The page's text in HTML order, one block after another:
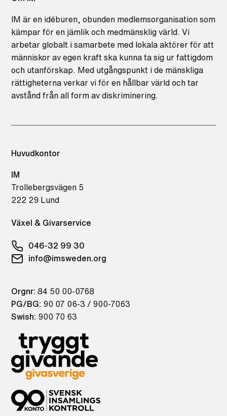
IM är en idéburen, obunden medlemsorganisation som
kämpar för en jämlik och medmänsklig värld. Vi
arbetar globalt i samarbete med lokala aktörer för att
människor av egen kraft ska kunna ta sig ur fattigdom
och utanförskap. Med utgångspunkt i de mänskliga
rättigheterna verkar vi för en hållbar värld och tar
avstånd från all form av diskriminering.
Huvudkontor
IM
Trollebergsvägen 5
222 29 Lund
Växel & Givarservice
046-32 99 30
info@imsweden.org
Orgnr: 84 50 00-0768
PG/BG: 90 07 06-3 / 900-7063
Swish: 900 70 63